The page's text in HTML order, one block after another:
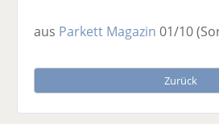
aus Parkett Magazin 01/10
Zurück